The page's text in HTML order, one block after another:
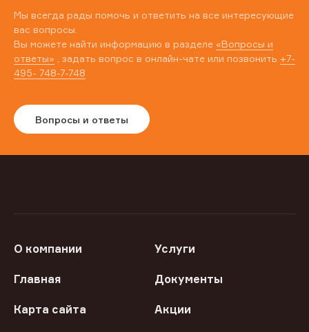
Мы всегда рады помочь и ответить на все интересующие
вас вопросы.
Вы можете найти информацию в разделе «Вопросы и
ответы» , задать вопрос в онлайн-чате или позвонить +7-
495- 748-7-748
Вопросы и ответы
О компании Услуги
Главная Документы
Карта сайта Акции